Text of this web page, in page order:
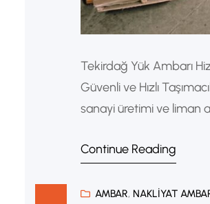
Tekirdağ Yük Ambarı
Güvenli ve Hızlı
sanayi üretimi ve liman
merkezidir. Özellikle
üretim yapar. Bu
Continue Reading
AMBAR, NAKLIYAT